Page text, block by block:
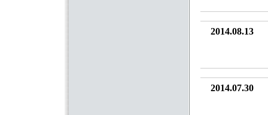
2014.08.13
2014.07.30